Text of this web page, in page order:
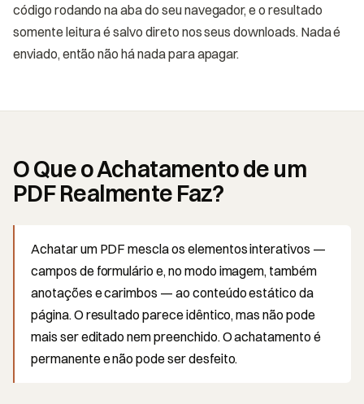
código rodando na aba do seu navegador, e o resultado
somente leitura é salvo direto nos seus downloads. Nada é
enviado, então não há nada para apagar.
O Que o Achatamento de um
PDF Realmente Faz?
Achatar um PDF mescla os elementos interativos —
campos de formulário e, no modo imagem, também
anotações e carimbos — ao conteúdo estático da
página. O resultado parece idêntico, mas não pode
mais ser editado nem preenchido. O achatamento é
permanente e não pode ser desfeito.